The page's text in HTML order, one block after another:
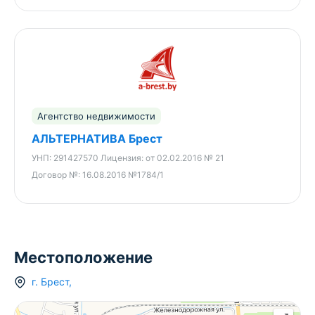
Агентство недвижимости
АЛЬТЕРНАТИВА Брест
УНП: 291427570 Лицензия: от 02.02.2016 № 21
Договор №: 16.08.2016 №1784/1
Местоположение
г. Брест,